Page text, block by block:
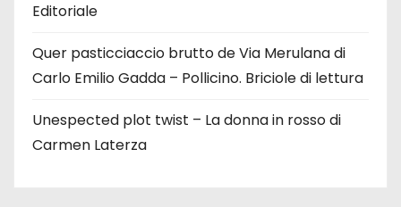
Editoriale
Quer pasticciaccio brutto de Via Merulana di
Carlo Emilio Gadda – Pollicino. Briciole di lettura
Unespected plot twist – La donna in rosso di
Carmen Laterza